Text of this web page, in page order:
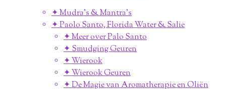
✦ Mudra's & Mantra's
✦ Paolo Santo, Florida Water & Salie
✦ Meer over Palo Santo
✦ Smudging Geuren
✦ Wierook
✦ Wierook Geuren
✦ De Magie van Aromatherapie en Oliën